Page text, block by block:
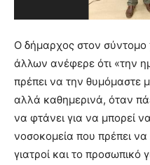
Ο δήμαρχος στον σύντομο
άλλων ανέφερε ότι «την
πρέπει να την θυμόμαστε
αλλά καθημερινά, όταν
να φτάνει για να μπορεί
νοσοκομεία που πρέπει
γιατροί και το προσωπικό